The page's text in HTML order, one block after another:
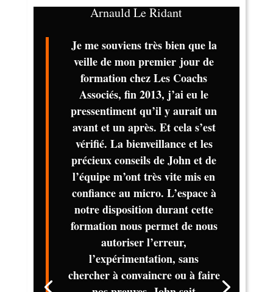
Arnauld Le Ridant
Je me souviens très bien que la
veille de mon premier jour de
formation chez Les Coachs
Associés, fin 2013, j’ai eu le
pressentiment qu’il y aurait un
avant et un après. Et cela s’est
vérifié. La bienveillance et les
précieux conseils de John et de
l’équipe m’ont très vite mis en
confiance au micro. L’espace à
notre disposition durant cette
formation nous permet de nous
autoriser l’erreur,
l’expérimentation, sans
chercher à convaincre ou à faire